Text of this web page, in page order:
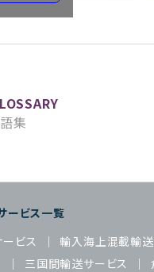
集
ービス一覧
ビス
輸入海上混載輸
三国間輸送サービス